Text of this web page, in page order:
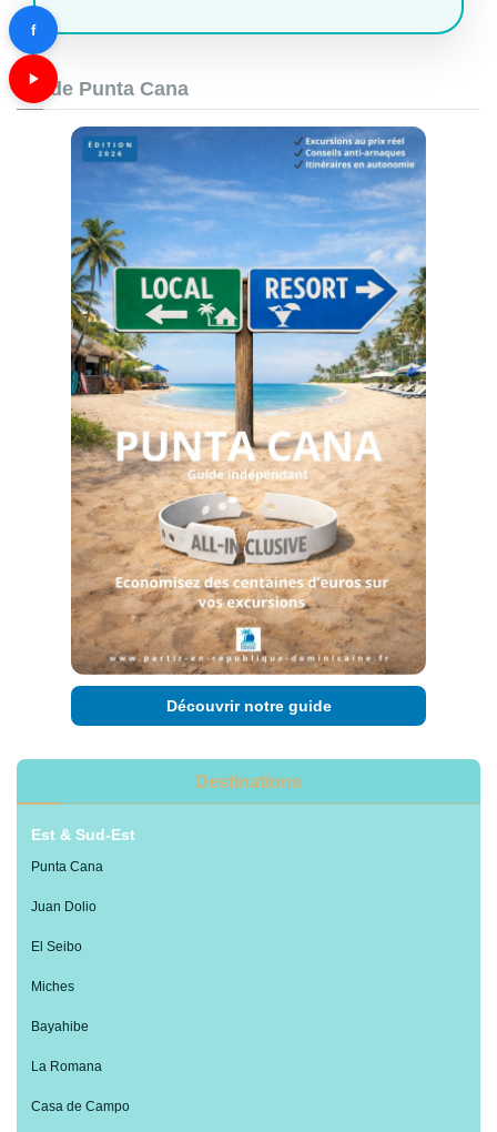
Guide Punta Cana
Découvrir notre guide
Destinations
Est & Sud-Est
Punta Cana
Juan Dolio
El Seibo
Miches
Bayahibe
La Romana
Casa de Campo
f